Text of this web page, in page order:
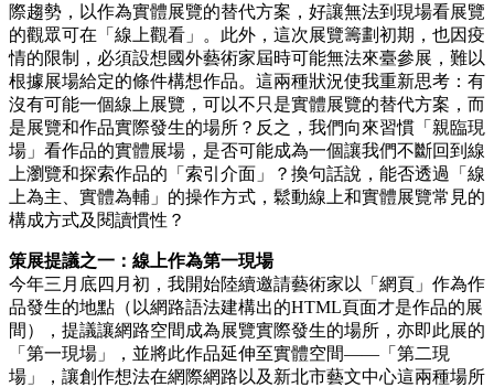
際趨勢，以作為實體展覽的替代方案，好讓無法到現場看展覽
的觀眾可在「線上觀看」。此外，這次展覽籌劃初期，也因疫
情的限制，必須設想國外藝術家屆時可能無法來臺參展，難以
根據展場給定的條件構想作品。這兩種狀況使我重新思考：有
沒有可能一個線上展覽，可以不只是實體展覽的替代方案，而
是展覽和作品實際發生的場所？反之，我們向來習慣「親臨現
場」看作品的實體展場，是否可能成為一個讓我們不斷回到線
上瀏覽和探索作品的「索引介面」？換句話說，能否透過「線
上為主、實體為輔」的操作方式，鬆動線上和實體展覽常見的
構成方式及閱讀慣性？
策展提議之一：線上作為第一現場
今年三月底四月初，我開始陸續邀請藝術家以「網頁」作為作
品發生的地點（以網路語法建構出的HTML頁面才是作品的展
間），提議讓網路空間成為展覽實際發生的場所，亦即此展的
「第一現場」，並將此作品延伸至實體空間——「第二現
場」，讓創作想法在網際網路以及新北市藝文中心這兩種場所